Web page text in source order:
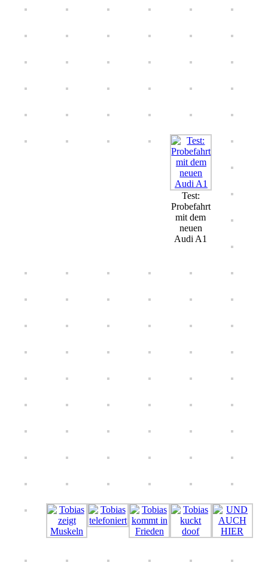
Test:
Probefahrt
mit dem
neuen
Audi A1